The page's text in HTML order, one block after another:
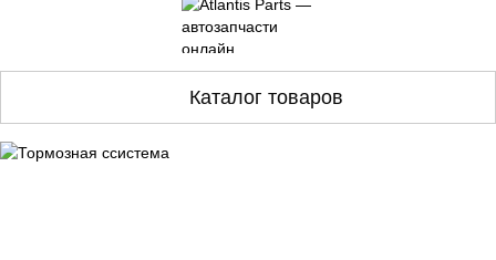
Каталог товаров